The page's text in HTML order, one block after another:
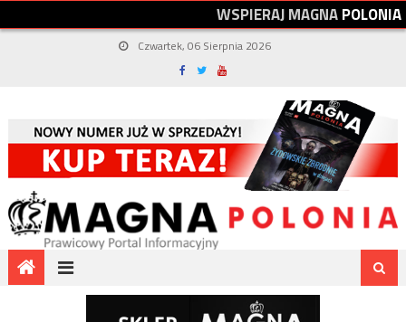
WSPIERAJMAGNAPOLONIA
Czwartek, 06 Sierpnia 2026